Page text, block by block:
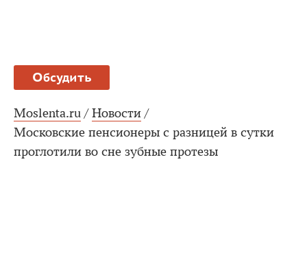
Обсудить
Moslenta.ru / Новости /
Московские пенсионеры с разницей в сутки
проглотили во сне зубные протезы